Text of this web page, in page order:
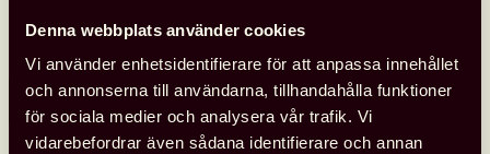
Denna webbplats använder cookies
Vi använder enhetsidentifierare för att anpassa innehållet
och annonserna till användarna, tillhandahålla funktioner
för sociala medier och analysera vår trafik. Vi
vidarebefordrar även sådana identifierare och annan
kultur. Samtalen spelades in och finns tillgängliga att se.
Läs mer
Se
Svensk